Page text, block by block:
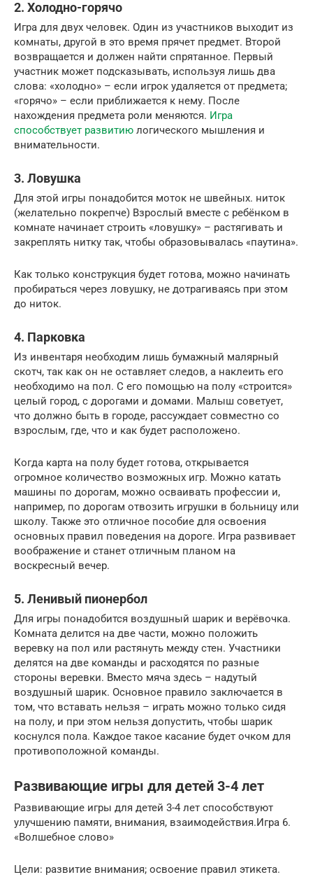
2. Холодно-горячо
Игра для двух человек. Один из участников выходит из
комнаты, другой в это время прячет предмет. Второй
возвращается и должен найти спрятанное. Первый
участник может подсказывать, используя лишь два
слова: «холодно» – если игрок удаляется от предмета;
«горячо» – если приближается к нему. После
нахождения предмета роли меняются. Игра
способствует развитию логического мышления и
внимательности.
3. Ловушка
Для этой игры понадобится моток не швейных. ниток
(желательно покрепче) Взрослый вместе с ребёнком в
комнате начинает строить «ловушку» – растягивать и
закреплять нитку так, чтобы образовывалась «паутина».
Как только конструкция будет готова, можно начинать
пробираться через ловушку, не дотрагиваясь при этом
до ниток.
4. Парковка
Из инвентаря необходим лишь бумажный малярный
скотч, так как он не оставляет следов, а наклеить его
необходимо на пол. С его помощью на полу «строится»
целый город, с дорогами и домами. Малыш советует,
что должно быть в городе, рассуждает совместно со
взрослым, где, что и как будет расположено.
Когда карта на полу будет готова, открывается
огромное количество возможных игр. Можно катать
машины по дорогам, можно осваивать профессии и,
например, по дорогам отвозить игрушки в больницу или
школу. Также это отличное пособие для освоения
основных правил поведения на дороге. Игра развивает
воображение и станет отличным планом на
воскресный вечер.
5. Ленивый пионербол
Для игры понадобится воздушный шарик и верёвочка.
Комната делится на две части, можно положить
веревку на пол или растянуть между стен. Участники
делятся на две команды и расходятся по разные
стороны веревки. Вместо мяча здесь – надутый
воздушный шарик. Основное правило заключается в
том, что вставать нельзя – играть можно только сидя
на полу, и при этом нельзя допустить, чтобы шарик
коснулся пола. Каждое такое касание будет очком для
противоположной команды.
Развивающие игры для детей 3-4 лет
Развивающие игры для детей 3-4 лет способствуют
улучшению памяти, внимания, взаимодействия.Игра 6.
«Волшебное слово»
Цели: развитие внимания; освоение правил этикета.